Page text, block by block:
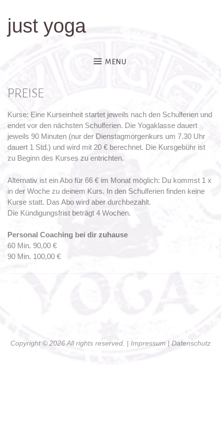
Skipjust yoga
MENU
PREISE
Kurse: Eine Kurseinheit startet jeweils nach den Schulferien und
endet vor den nächsten Schulferien. Die Yogaklasse dauert
jeweils 90 Minuten (nur der Dienstagmorgenkurs um 7.30 Uhr
dauert 1 Std.) und wird mit 20 € berechnet. Die Kursgebühr ist
zu Beginn des Kurses zu entrichten.
Alternativ ist ein Abo für 66 € im Monat möglich: Du kommst 1 x
in der Woche zu deinem Kurs. In den Schulferien finden keine
Kurse statt. Das Abo wird aber durchbezahlt.
Die Kündigungsfrist beträgt 4 Wochen.
Personal Coaching bei dir zuhause
60 Min. 90,00 €
90 Min. 100,00 €
Copyright © 2026 All rights reserved. | Impressum | Datenschutz